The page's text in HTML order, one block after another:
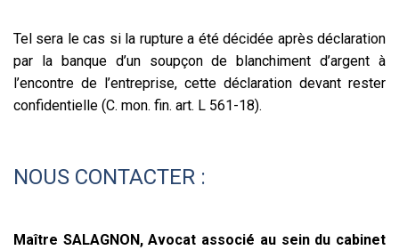
Tel sera le cas si la rupture a été décidée après déclaration
par la banque d’un soupçon de blanchiment d’argent à
l’encontre de l’entreprise, cette déclaration devant rester
confidentielle (C. mon. fin. art. L 561-18).
NOUS CONTACTER :
Maître SALAGNON, Avocat associé au sein du cabinet